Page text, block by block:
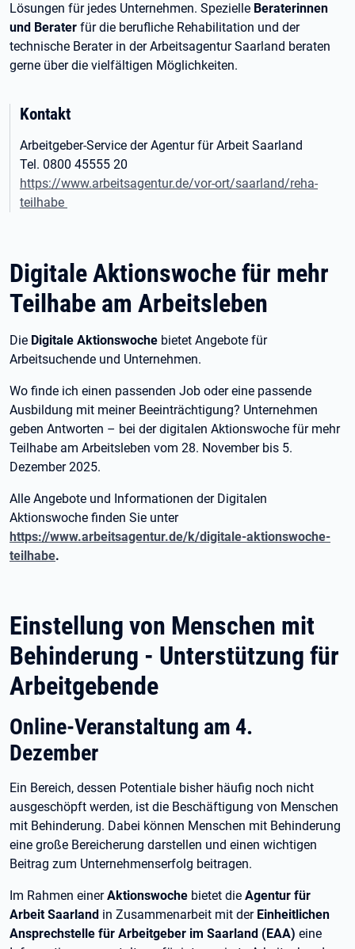
Lösungen für jedes Unternehmen. Spezielle Beraterinnen
und Berater für die berufliche Rehabilitation und der
technische Berater in der Arbeitsagentur Saarland beraten
gerne über die vielfältigen Möglichkeiten.
Kontakt
Arbeitgeber-Service der Agentur für Arbeit Saarland
Tel. 0800 45555 20
https://www.arbeitsagentur.de/vor-ort/saarland/reha-
teilhabe
Digitale Aktionswoche für mehr
Teilhabe am Arbeitsleben
Die Digitale Aktionswoche bietet Angebote für
Arbeitsuchende und Unternehmen.
Wo finde ich einen passenden Job oder eine passende
Ausbildung mit meiner Beeinträchtigung? Unternehmen
geben Antworten – bei der digitalen Aktionswoche für mehr
Teilhabe am Arbeitsleben vom 28. November bis 5.
Dezember 2025.
Alle Angebote und Informationen der Digitalen
Aktionswoche finden Sie unter
https://www.arbeitsagentur.de/k/digitale-aktionswoche-
teilhabe.
Einstellung von Menschen mit
Behinderung - Unterstützung für
Arbeitgebende
Online-Veranstaltung am 4.
Dezember
Ein Bereich, dessen Potentiale bisher häufig noch nicht
ausgeschöpft werden, ist die Beschäftigung von Menschen
mit Behinderung. Dabei können Menschen mit Behinderung
eine große Bereicherung darstellen und einen wichtigen
Beitrag zum Unternehmenserfolg beitragen.
Im Rahmen einerAktionswoche bietet die Agentur für
Arbeit Saarland in Zusammenarbeit mit der Einheitlichen
Ansprechstelle für Arbeitgeber im Saarland (EAA) eine